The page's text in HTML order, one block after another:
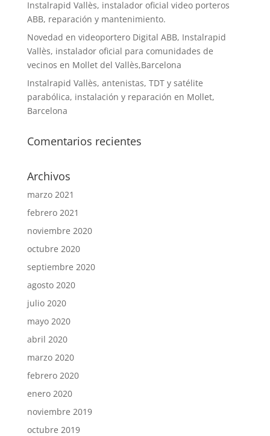
Instalrapid Vallès, instalador oficial video porteros
ABB, reparación y mantenimiento.
Novedad en videoportero Digital ABB, Instalrapid
Vallès, instalador oficial para comunidades de
vecinos en Mollet del Vallès,Barcelona
Instalrapid Vallès, antenistas, TDT y satélite
parabólica, instalación y reparación en Mollet,
Barcelona
Comentarios recientes
Archivos
marzo 2021
febrero 2021
noviembre 2020
octubre 2020
septiembre 2020
agosto 2020
julio 2020
mayo 2020
abril 2020
marzo 2020
febrero 2020
enero 2020
noviembre 2019
octubre 2019